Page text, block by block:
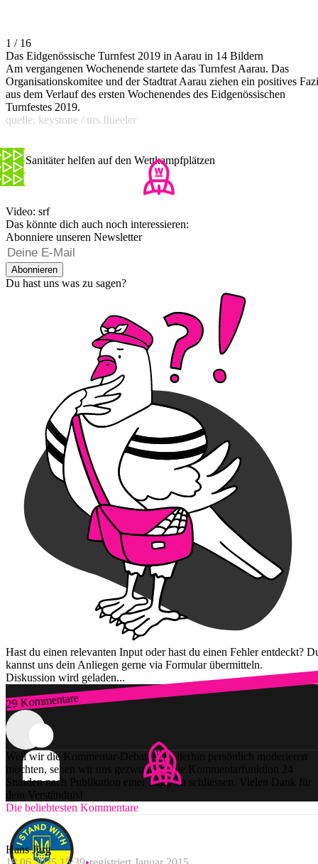
1 / 16
Das Eidgenössische Turnfest 2019 in Aarau in 14 Bildern
Am vergangenen Wochenende startete das Turnfest Aarau. Das
Organisationskomitee und der Stadtrat Aarau ziehen ein positives
aus dem Verlauf des ersten Wochenendes des Eidgenössischen
Turnfestes 2019.
quelle: keystone / urs flueeler
200 Sanitäter helfen auf den Wettkampfplätzen
Video: srf
Das könnte dich auch noch interessieren:
Abonniere unseren Newsletter
Abonnieren
Du hast uns was zu sagen?
Hast du einen relevanten Input oder hast du einen Fehler entdeckt?
kannst uns dein Anliegen gerne via Formular übermitteln.
Diskussion wird geladen...
29 Kommentare
Zum Login
Weil wir die Kommentar-Debatten weiterhin persönlich moderieren
möchten, sehen wir uns gezwungen, die Kommentarfunktion 24
Stunden nach Publikation einer Story zu schliessen. Vielen Dank für
dein Verständnis!
Die beliebtesten Kommentare
Hans Jürg